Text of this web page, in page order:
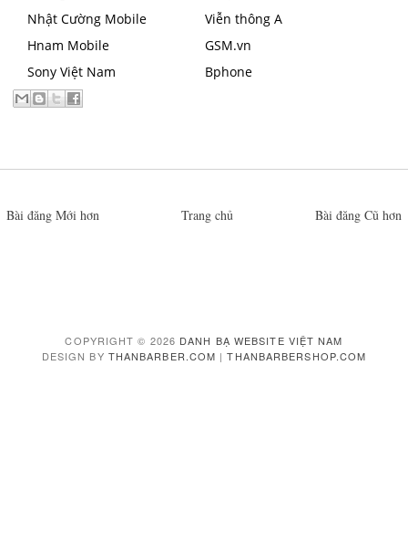
Nhật Cường Mobile
Viễn thông A
Hnam Mobile
GSM.vn
Sony Việt Nam
Bphone
Bài đăng Mới hơn Bài đăng Cũ hơn
Trang chủ
COPYRIGHT © 2026 DANH BẠ WEBSITE VIỆT NAM
DESIGN BY THANBARBER.COM |THANBARBERSHOP.COM